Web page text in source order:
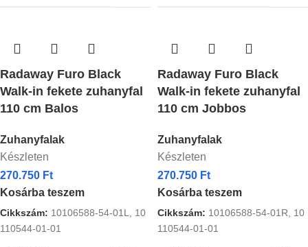
Radaway Furo Black
Walk-in fekete zuhanyfal
110 cm Balos
Zuhanyfalak
Készleten
270.750 Ft
Kosárba teszem
Cikkszám: 10106588-54-01L, 10
110544-01-01
Radaway Furo Black
Walk-in fekete zuhanyfal
110 cm Jobbos
Zuhanyfalak
Készleten
270.750 Ft
Kosárba teszem
Cikkszám: 10106588-54-01R, 10
110544-01-01